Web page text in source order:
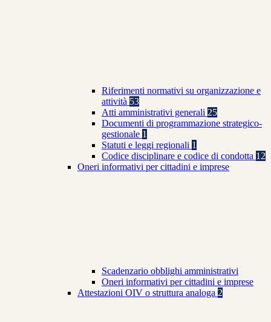
Riferimenti normativi su organizzazione e
attività 53
Atti amministrativi generali 25
Documenti di programmazione strategico-
gestionale 1
Statuti e leggi regionali 1
Codice disciplinare e codice di condotta 12
Oneri informativi per cittadini e imprese
Scadenzario obblighi amministrativi
Oneri informativi per cittadini e imprese
Attestazioni OIV o struttura analoga 2